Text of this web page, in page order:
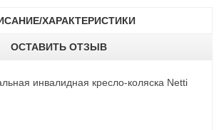
ХАРАКТЕРИСТИКИ
ОСТАВИТЬ ОТЗЫВ
инвалидная кресло-коляска Netti